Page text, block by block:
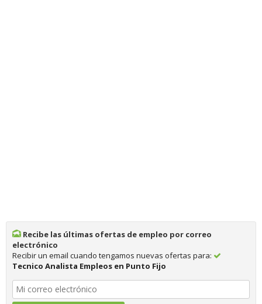
Recibe las últimas ofertas de empleo por correo
electrónico
Recibir un email cuando tengamos nuevas ofertas para:
Tecnico Analista Empleos en Punto Fijo